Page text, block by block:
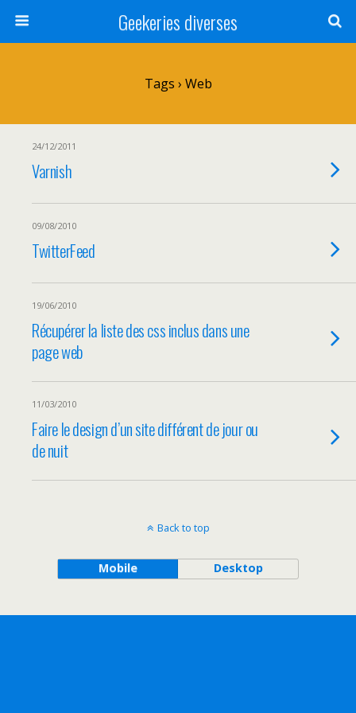
Geekeries diverses
Tags › Web
24/12/2011
Varnish
09/08/2010
TwitterFeed
19/06/2010
Récupérer la liste des css inclus dans une
page web
11/03/2010
Faire le design d’un site différent de jour ou
de nuit
Back to top
Mobile Desktop